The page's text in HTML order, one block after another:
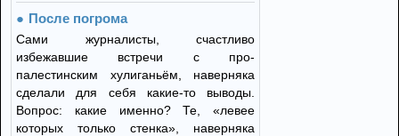
После погрома
Сами журналисты, счастливо
избежавшие встречи с про-
палестинским хулиганьём, наверняка
сделали для себя какие-то выводы.
Вопрос: какие именно? Те, «левее
которых только стенка», наверняка